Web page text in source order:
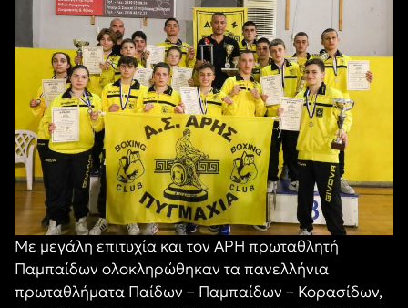
Με μεγάλη επιτυχία και τον ΑΡΗ πρωταθλητή
Παμπαίδων ολοκληρώθηκαν τα πανελλήνια
πρωταθλήματα Παίδων – Παμπαίδων – Κορασίδων,